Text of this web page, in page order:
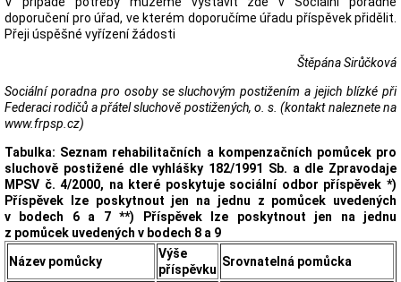
doporučení pro úřad, ve kterém doporučíme úřadu příspěvek přidělit.
Přeji úspěšné vyřízení žádosti
Štěpána Sirůčková
Sociální poradna pro osoby se sluchovým postižením a jejich blízké při
Federaci rodičů a přátel sluchově postižených, o. s. (kontakt naleznete na
www.frpsp.cz)
Tabulka: Seznam rehabilitačních a kompenzačních pomůcek pro
sluchově postižené dle vyhlášky 182/1991 Sb. a dle Zpravodaje
MPSV č. 4/2000, na které poskytuje sociální odbor příspěvek *)
Příspěvek lze poskytnout jen na jednu z pomůcek uvedených
v bodech 6 a 7 **) Příspěvek lze poskytnout jen na jednu
z pomůcek uvedených v bodech 8 a 9
Název pomůcky
Výše
příspěvku
Srovnatelná pomůcka